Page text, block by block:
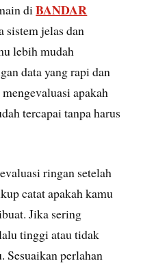
diBANDAR
sistem jelas dan
lebih mudah
data yang rapi dan
apakah
tercapai tanpa harus
ringan setelah
catat apakah kamu
Jika sering
tinggi atau tidak
Sesuaikan perlahan